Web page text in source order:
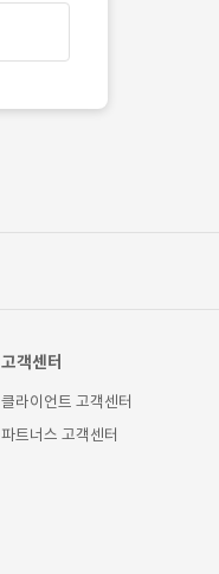
고객센터
클라이언트 고객센터
파트너스 고객센터